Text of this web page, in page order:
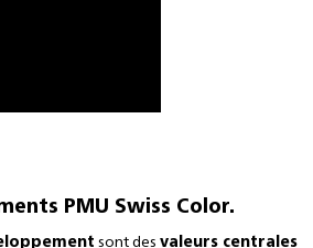
PMU Swiss Color.
sont des valeurs centrales